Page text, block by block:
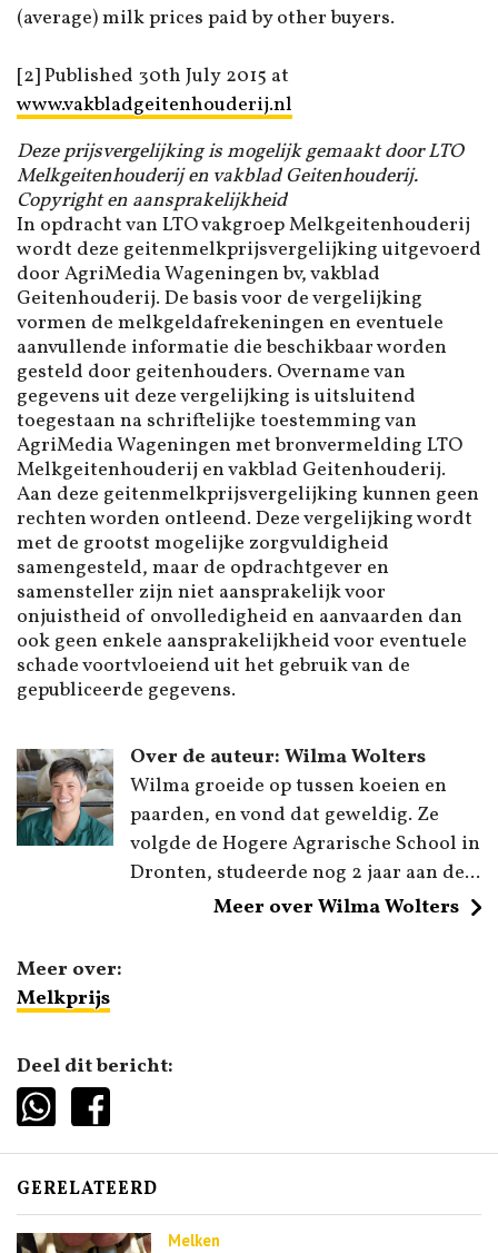
(average) milk prices paid by other buyers.
[2] Published 30th July 2015 at
www.vakbladgeitenhouderij.nl
Deze prijsvergelijking is mogelijk gemaakt door LTO
Melkgeitenhouderij en vakblad Geitenhouderij.
Copyright en aansprakelijkheid
In opdracht van LTO vakgroep Melkgeitenhouderij
wordt deze geitenmelkprijsvergelijking uitgevoerd
door AgriMedia Wageningen bv, vakblad
Geitenhouderij. De basis voor de vergelijking
vormen de melkgeldafrekeningen en eventuele
aanvullende informatie die beschikbaar worden
gesteld door geitenhouders. Overname van
gegevens uit deze vergelijking is uitsluitend
toegestaan na schriftelijke toestemming van
AgriMedia Wageningen met bronvermelding LTO
Melkgeitenhouderij en vakblad Geitenhouderij.
Aan deze geitenmelkprijsvergelijking kunnen geen
rechten worden ontleend. Deze vergelijking wordt
met de grootst mogelijke zorgvuldigheid
samengesteld, maar de opdrachtgever en
samensteller zijn niet aansprakelijk voor
onjuistheid of onvolledigheid en aanvaarden dan
ook geen enkele aansprakelijkheid voor eventuele
schade voortvloeiend uit het gebruik van de
gepubliceerde gegevens.
Over de auteur: Wilma Wolters
Wilma groeide op tussen koeien en
paarden, en vond dat geweldig. Ze
volgde de Hogere Agrarische School in
Dronten, studeerde nog 2 jaar aan de...
Meer over Wilma Wolters
Meer over:
Melkprijs
Deel dit bericht:
GERELATEERD
Melken